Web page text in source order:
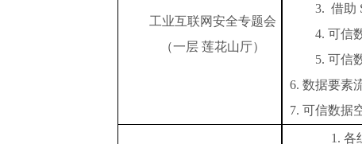
工业互联网安全专题会
（一层 莲花山厅）
3. 借助
4.可信
5.可信
6.数据要素
7.可信数据
1.各